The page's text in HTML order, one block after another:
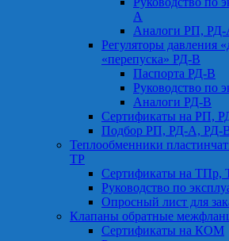
А
Аналоги РП, РД-
Регуляторы давления
«перепуска» РД-В
Паспорта РД-В
Руководство по
Аналоги РД-В
Сертификаты на РП,
Подбор РП, РД-А, РД-
Теплообменники
ТР
Сертификаты на ТПр,
Руководство по
Опросный лист для
Клапаны обратные
Сертификаты на КОМ